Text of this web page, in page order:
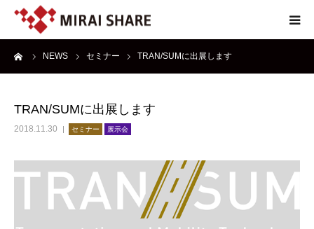
NEWS セミナー TRAN/SUMに出展します
TRAN/SUMに出展します
2018.11.30 セミナー 展示会
NEWS
REPORT